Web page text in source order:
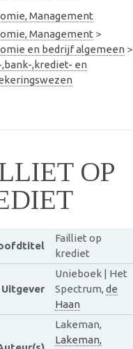
Management
Management >
en bedrijf algemeen >
,bank-,krediet- en
OP
Failliet op
krediet
Uitgever
Unieboek | Het
Spectrum, de
Haan
Lakeman,
Lakeman,